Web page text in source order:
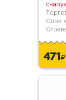
Срок
471